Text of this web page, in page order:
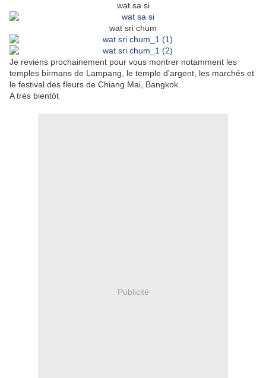
wat sa si
wat sri chum
Je reviens prochainement pour vous montrer notamment les
temples birmans de Lampang, le temple d'argent, les marchés et
le festival des fleurs de Chiang Mai, Bangkok.
A très bientôt
Publicité